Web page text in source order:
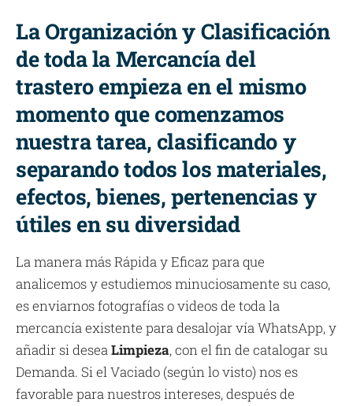
La Organización y Clasificación
de toda la Mercancía del
trastero empieza en el mismo
momento que comenzamos
nuestra tarea, clasificando y
separando todos los materiales,
efectos, bienes, pertenencias y
útiles en su diversidad
La manera más Rápida y Eficaz para que
analicemos y estudiemos minuciosamente su caso,
es enviarnos fotografías o videos de toda la
mercancía existente para desalojar vía WhatsApp, y
añadir si deseaLimpieza, con el fin de catalogar su
Demanda. Si el Vaciado (según lo visto) nos es
favorable para nuestros intereses, después de